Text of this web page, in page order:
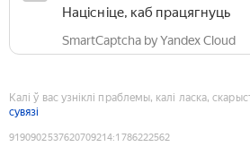
Націсніце, каб працягнуць
SmartCaptcha by Yandex Cloud
Калі ў вас узніклі праблемы, калі ласка,
сувязі
9190902537620709214:1786222562